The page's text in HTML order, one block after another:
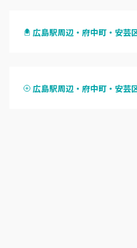
段原・皆実町・宇品
広島駅周辺・府中町・安芸
ハンドスカルプ
広島駅周辺・府中町・安芸